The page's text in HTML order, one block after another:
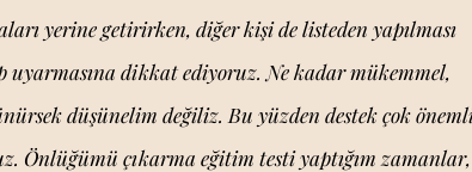
yerine getirirken, diğer kişi de listeden yapılması
uyarmasına dikkat ediyoruz. Ne kadar mükemmel,
düşünelim değiliz. Bu yüzden destek çok
Önlüğümü çıkarma eğitim testi yaptığım zamanlar,